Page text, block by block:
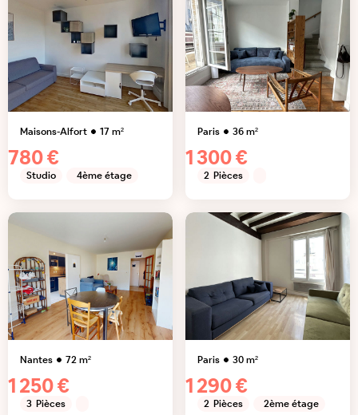
Maisons-Alfort 17m²
780 €
Studio 4ème étage
Paris 36m²
1 300 €
2 Pièces
Nantes 72m²
1 250 €
3 Pièces
Paris 30m²
1 290 €
2 Pièces 2ème étage